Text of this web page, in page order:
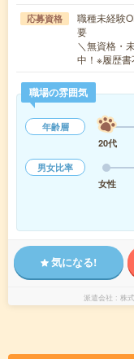
応募資格
職種未経験
要
＼無資格・
中！※履歴
職場の雰囲気
年齢層
20代
男女比率
女性
気になる!
派遣会社 株